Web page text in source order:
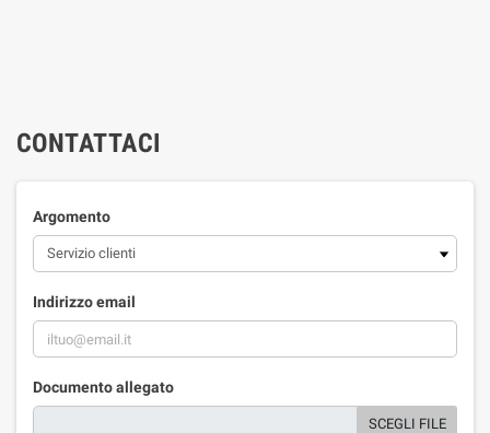
CONTATTACI
Argomento
Indirizzo email
Documento allegato
SCEGLI FILE